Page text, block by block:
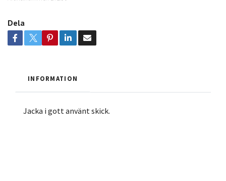
Dela
INFORMATION
Jacka i gott använt skick.